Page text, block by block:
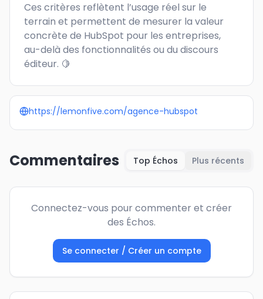
Ces critères reflètent l’usage réel sur le
terrain et permettent de mesurer la valeur
concrète de HubSpot pour les entreprises,
au-delà des fonctionnalités ou du discours
éditeur. 🍋
https://lemonfive.com/agence-hubspot
Commentaires Top Échos Plus récents
Connectez-vous pour commenter et créer
des Échos.
Se connecter / Créer un compte